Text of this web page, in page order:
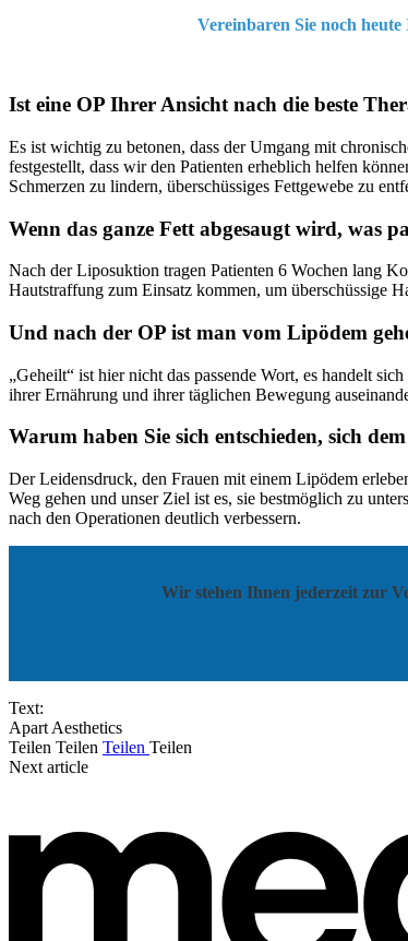
Vereinbaren Sie noch
Ist eine OP Ihrer Ansicht nach die beste
Es ist wichtig zu betonen, dass der Umgang mit
festgestellt, dass wir den Patienten erheblich helfen
Schmerzen zu lindern, überschüssiges Fettgewebe zu
Wenn das ganze Fett abgesaugt wird, was
Nach der Liposuktion tragen Patienten 6 Wochen lang
Hautstraffung zum Einsatz kommen, um überschüssige
Und nach der OP ist man vom Lipödem
„Geheilt“ ist hier nicht das passende Wort, es handelt
ihrer Ernährung und ihrer täglichen Bewegung
Warum haben Sie sich entschieden, sich
Der Leidensdruck, den Frauen mit einem Lipödem
Weg gehen und unser Ziel ist es, sie bestmöglich zu
nach den Operationen deutlich verbessern.
Wir stehen Ihnen jederzeit zur
Text:
Apart Aesthetics
Teilen Teilen Teilen Teilen
Next article